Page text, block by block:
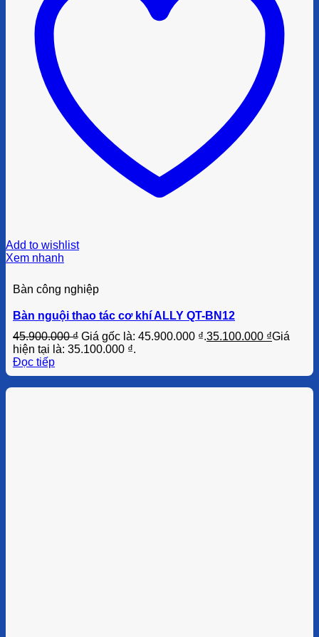
Add to wishlist
Xem nhanh
Bàn công nghiệp
Bàn nguội thao tác cơ khí ALLY QT-BN12
45.900.000₫ Giá gốc là: 45.900.000 ₫.35.100.000 ₫Giá
hiện tại là: 35.100.000 ₫.
Đọc tiếp